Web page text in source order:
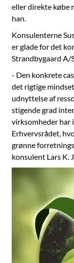
eller direkte købe
han.
Konsulenterne
er glade for det
Strandbygaard A/
- Den konkrete
det rigtige
udnyttelse af
stigende grad
virksomheder har
Erhvervsrådet,
grønne
konsulent Lars K.